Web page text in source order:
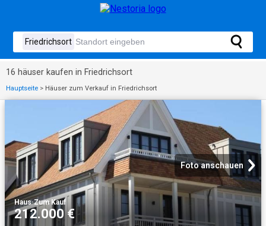
16 häuser kaufen in Friedrichsort
Hauptseite > Häuser zum Verkauf in Friedrichsort
Foto anschauen
Haus·Zum Kauf
212.000 €